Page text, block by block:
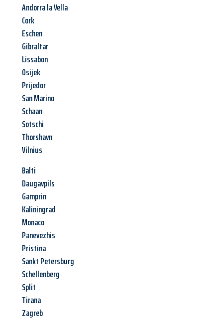
Andorra la Vella
Cork
Eschen
Gibraltar
Lissabon
Osijek
Prijedor
San Marino
Schaan
Sotschi
Thorshavn
Vilnius
Balti
Daugavpils
Gamprin
Kaliningrad
Monaco
Panevezhis
Pristina
Sankt Petersburg
Schellenberg
Split
Tirana
Zagreb